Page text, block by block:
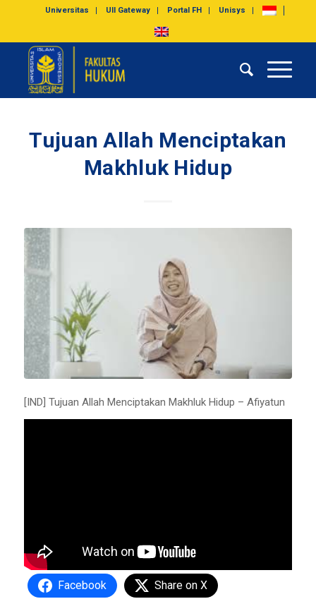
Universitas UII Gateway Portal FH Unisys
Tujuan Allah Menciptakan
Makhluk Hidup
[IND] Tujuan Allah Menciptakan Makhluk Hidup – Afiyatun
Facebook Share on X